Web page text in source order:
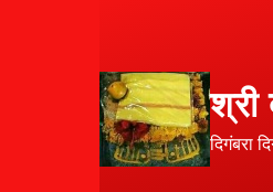
श्री
दिगंबरा